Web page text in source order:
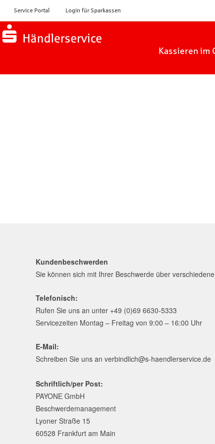
Service Portal Login für Sparkassen
Zur Startseite
Kassieren im
Kundenbeschwerden
Sie können sich mit Ihrer Beschwerde über
Telefonisch:
Rufen Sie uns an unter +49 (0)69 6630-5333
Servicezeiten Montag – Freitag von 9:00 – 16:00 Uhr
E-Mail:
Schreiben Sie uns an verbindlich@s-haendlerservice.de
Schriftlich/per Post:
PAYONE GmbH
Beschwerdemanagement
Lyoner Straße 15
60528 Frankfurt am Main